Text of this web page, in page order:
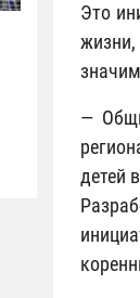
Это
жизни,
—
детей